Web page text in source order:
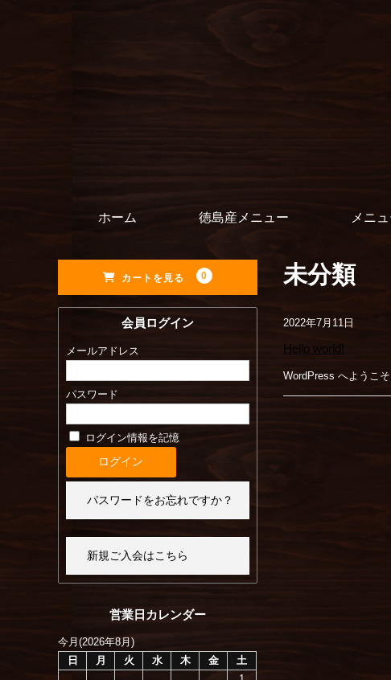
ホーム 徳島産メニュー メニ
未分類
2022年7月11日
Hello world!
WordPress へようこ
カートを見る 0
会員ログイン
メールアドレス
パスワード
ログイン情報を記憶
パスワードをお忘れですか？
新規ご入会はこちら
営業日カレンダー
今月(2026年8月)
日
月 火 水 木 金
土